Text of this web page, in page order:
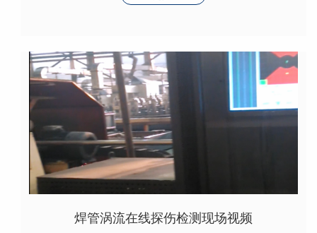
焊管涡流在线探伤检测现场视频